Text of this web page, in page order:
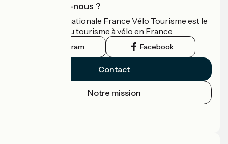
Qui sommes-nous ?
L'association nationale France Vélo Tourisme est le
guide officiel du tourisme à vélo en France.
Instagram Facebook
Contact
Notre mission